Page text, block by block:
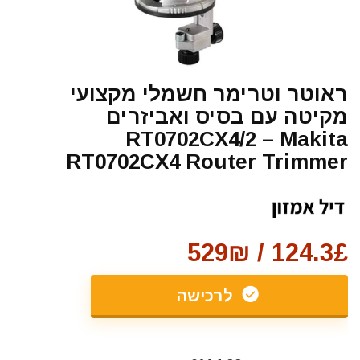
ראוטר וטרימר חשמלי מקצועי
מקיטה עם בסיס ואביזרים
RT0702CX4/2 – Makita
RT0702CX4 Router Trimmer
124.3£ / 529₪
לרכישה